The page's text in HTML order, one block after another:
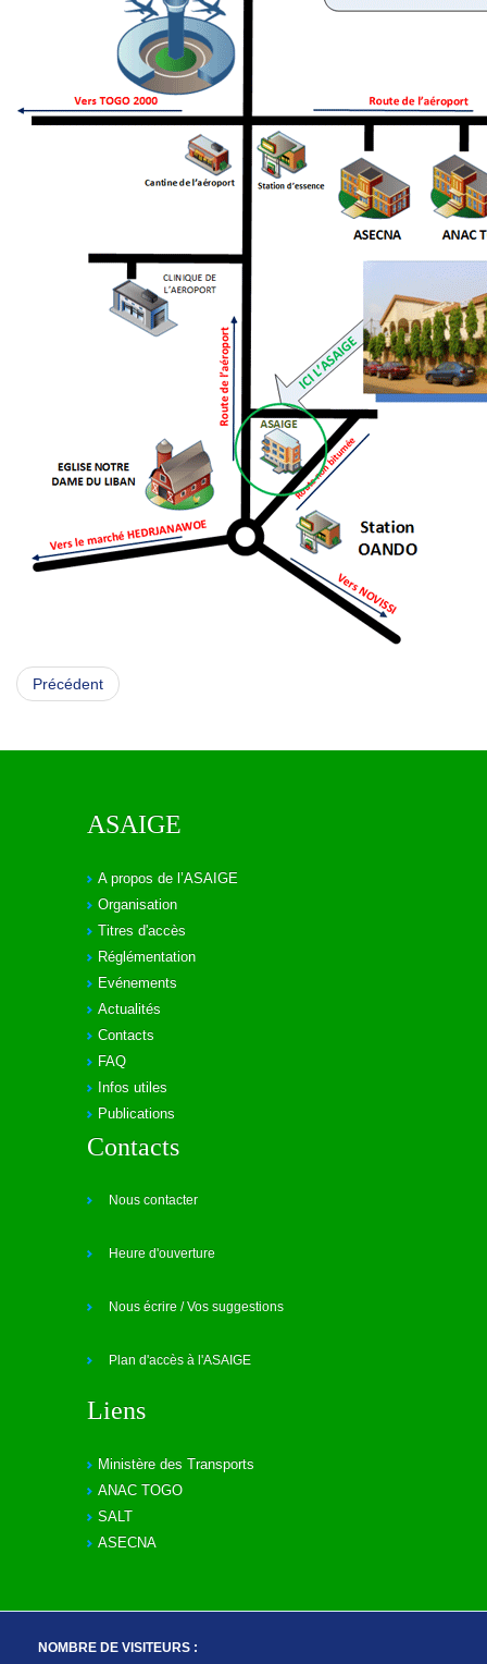
Précédent
ASAIGE
A propos de l’ASAIGE
Organisation
Titres d'accès
Réglémentation
Evénements
Actualités
Contacts
FAQ
Infos utiles
Publications
Contacts
Nous contacter
Heure d'ouverture
Nous écrire / Vos suggestions
Plan d'accès à l'ASAIGE
Liens
Ministère des Transports
ANAC TOGO
SALT
ASECNA
NOMBRE DE VISITEURS :